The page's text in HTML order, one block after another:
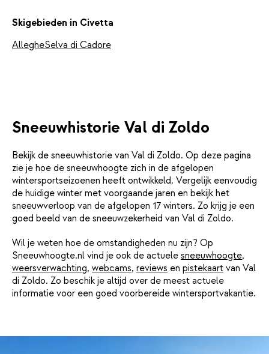
Skigebieden in Civetta
AllegheSelva di Cadore
Sneeuwhistorie Val di Zoldo
Bekijk de sneeuwhistorie van Val di Zoldo. Op deze pagina
zie je hoe de sneeuwhoogte zich in de afgelopen
wintersportseizoenen heeft ontwikkeld. Vergelijk eenvoudig
de huidige winter met voorgaande jaren en bekijk het
sneeuwverloop van de afgelopen 17 winters. Zo krijg je een
goed beeld van de sneeuwzekerheid van Val di Zoldo.
Wil je weten hoe de omstandigheden nu zijn? Op
Sneeuwhoogte.nl vind je ook de actuele sneeuwhoogte,
weersverwachting, webcams, reviews en pistekaart van Val
di Zoldo. Zo beschik je altijd over de meest actuele
informatie voor een goed voorbereide wintersportvakantie.